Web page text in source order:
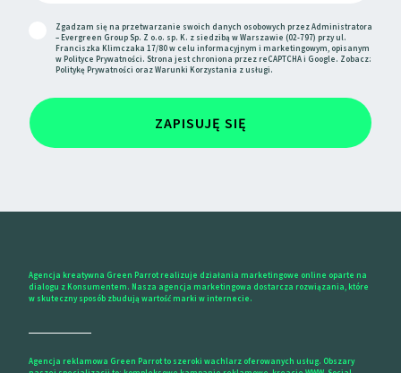
przejdzie w tryb prywatny wproteście przeciwko
zmianom cen API.
m.in. na Android TV i Apple TV.
to apka, dzięki której w łatwy sposób zrobisz listę to-
do, mapę myśli, poukładasz notatki. Narzędzie jest
wypróbować możliwości aplikacji za darmo.
Zgadzam się na przetwarzanie swoich danych osobowych przez Administratora
– Evergreen Group Sp. Z o.o. sp. K. z siedzibą w Warszawie (02-797) przy ul.
Franciszka Klimczaka 17/80 w celu informacyjnym i marketingowym, opisanym
wPolityce Prywatności. Strona jest chroniona przez reCAPTCHA i Google. Zobacz:
Politykę Prywatności orazWarunki Korzystania z usługi.
ZAPISUJĘ SIĘ
Agencja kreatywna Green Parrot realizuje działania marketingowe online oparte na
dialogu z Konsumentem. Nasza agencja marketingowa dostarcza rozwiązania, które
w skuteczny sposób zbudują wartość marki w internecie.
Agencja reklamowa Green Parrot to szeroki wachlarz oferowanych usług. Obszary